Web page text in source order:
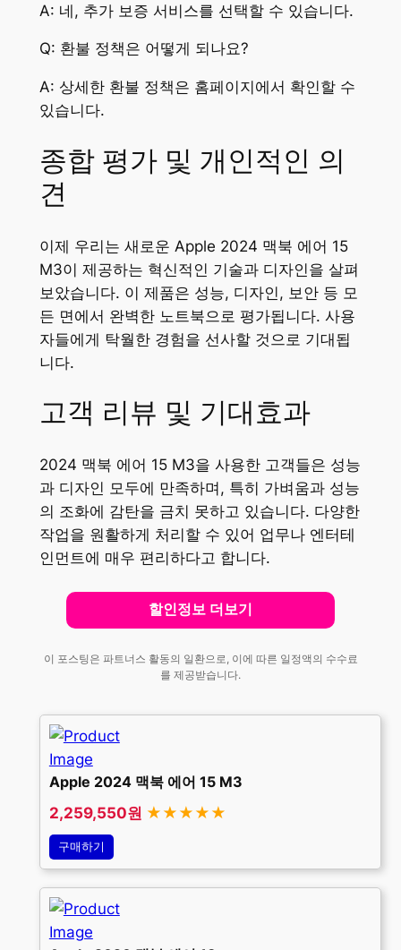
A: 네, 추가 보증 서비스를 선택할 수 있습니다.
Q: 환불 정책은 어떻게 되나요?
A: 상세한 환불 정책은 홈페이지에서 확인할 수
있습니다.
종합 평가 및 개인적인 의
견
이제 우리는 새로운 Apple 2024 맥북 에어 15
M3이 제공하는 혁신적인 기술과 디자인을 살펴
보았습니다. 이 제품은 성능, 디자인, 보안 등 모
든 면에서 완벽한 노트북으로 평가됩니다. 사용
자들에게 탁월한 경험을 선사할 것으로 기대됩
니다.
고객 리뷰 및 기대효과
2024 맥북 에어 15 M3을 사용한 고객들은 성능
과 디자인 모두에 만족하며, 특히 가벼움과 성능
의 조화에 감탄을 금치 못하고 있습니다. 다양한
작업을 원활하게 처리할 수 있어 업무나 엔터테
인먼트에 매우 편리하다고 합니다.
할인정보 더보기
이 포스팅은 파트너스 활동의 일환으로, 이에 따른 일정액의 수수료
를 제공받습니다.
Apple 2024 맥북 에어 15 M3
2,259,550원 ★★★★★
구매하기